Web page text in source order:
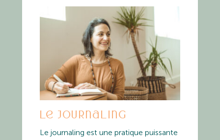
Le journaling
Le journaling est une pratique puissante